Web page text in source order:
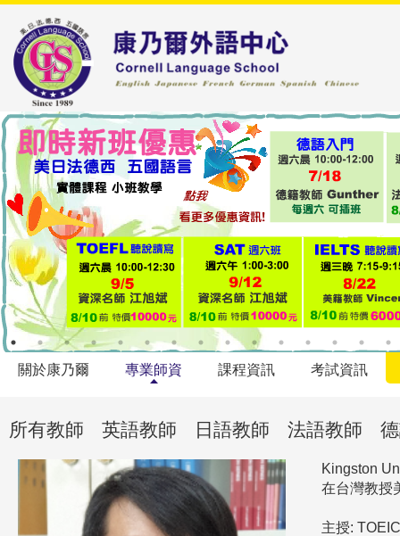
關於康乃爾 專業師資 課程資訊 考試資訊
所有教師 英語教師 日語教師 法語教師
Kingston
在台灣教授
主授: